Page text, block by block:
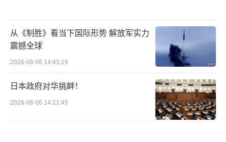
从《制胜》看当下国际形势 解放军实力
震撼全球
2026-08-06 14:45:19
日本政府对华挑衅！
2026-08-06 14:21:45